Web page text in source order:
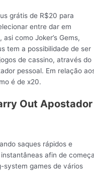
grátis de R$20 para
entre dar em
como Joker’s Gems,
tem a possibilidade de ser
de cassino, através do
pessoal. Em relação
é de x20.
Out Apostador
saques rápidos e
afin de
system games de vários